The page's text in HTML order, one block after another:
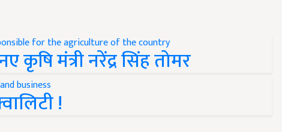
मंत्री नरेंद्र सिंह तोमर
!